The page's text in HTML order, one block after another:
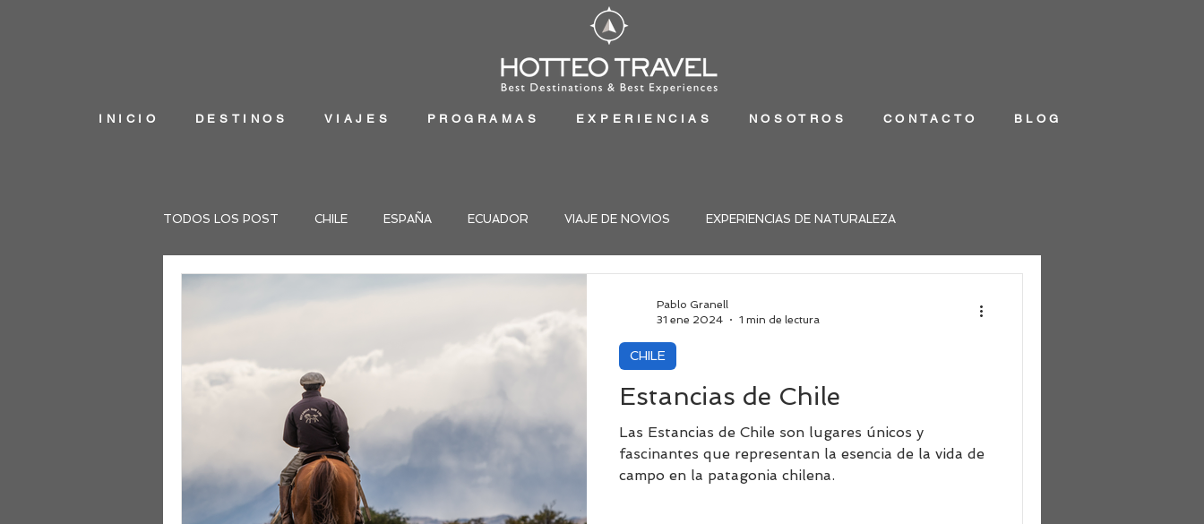
INICIO DESTINOS VIAJES PROGRAMAS EXPERIENCIAS NOSOTROS CONTACTO BLOG
TODOS LOS POST CHILE ESPAÑA ECUADOR VIAJE DE NOVIOS EXPERIENCIAS DE NATURALEZA
Estancias de Chile
Las Estancias de Chile son lugares únicos y
fascinantes que representan la esencia de la vida de
campo en la patagonia chilena.
CHILE
Pablo Granell
31 ene 2024
1 min de lectura